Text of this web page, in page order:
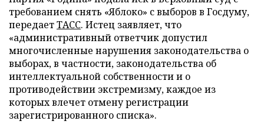
требованием снять «Яблоко» с выборов в Госдуму,
передаетТАСС. Истец заявляет, что
«административный ответчик допустил
многочисленные нарушения законодательства о
выборах, в частности, законодательства об
интеллектуальной собственности и о
противодействии экстремизму, каждое из
которых влечет отмену регистрации
зарегистрированного списка».